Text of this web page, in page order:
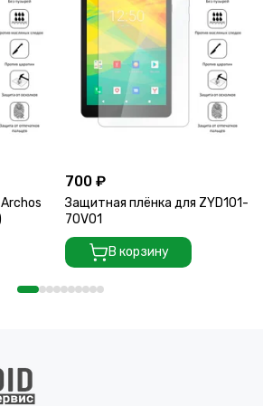
700 ₽
Защитная плёнка для ZYD101-
70V01
В корзину